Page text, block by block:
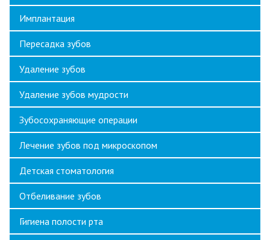
Имплантация
Пересадка зубов
Удаление зубов
Удаление зубов мудрости
Зубосохраняющие операции
Лечение зубов под микроскопом
Детская стоматология
Отбеливание зубов
Гигиена полости рта